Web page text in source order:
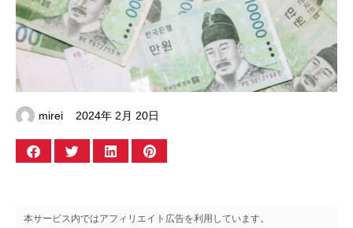
mirei 2024年 2月 20日
本サービス内ではアフィリエイト広告を利用しています。